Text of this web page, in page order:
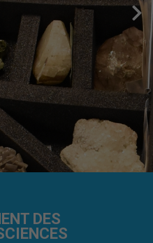
DES